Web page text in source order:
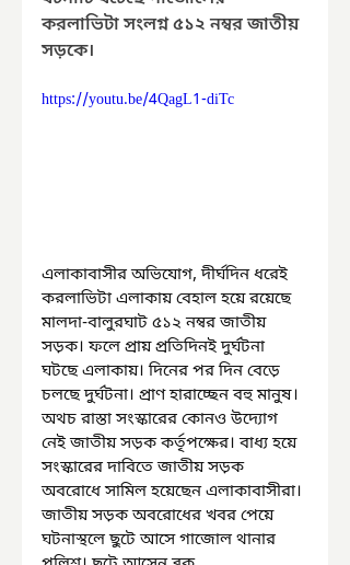
করলাভিটা সংলগ্ন ৫১২ নম্বর জাতীয়
সড়কে।
https://youtu.be/4QagL1-diTc
এলাকাবাসীর অভিযোগ, দীর্ঘদিন ধরেই
করলাভিটা এলাকায় বেহাল হয়ে রয়েছে
মালদা-বালুরঘাট ৫১২ নম্বর জাতীয়
সড়ক। ফলে প্রায় প্রতিদিনই দুর্ঘটনা
ঘটছে এলাকায়। দিনের পর দিন বেড়ে
চলছে দুর্ঘটনা। প্রাণ হারাচ্ছেন বহু মানুষ।
অথচ রাস্তা সংস্কারের কোনও উদ্যোগ
নেই জাতীয় সড়ক কর্তৃপক্ষের। বাধ্য হয়ে
সংস্কারের দাবিতে জাতীয় সড়ক
অবরোধে সামিল হয়েছেন এলাকাবাসীরা।
জাতীয় সড়ক অবরোধের খবর পেয়ে
ঘটনাস্থলে ছুটে আসে গাজোল থানার